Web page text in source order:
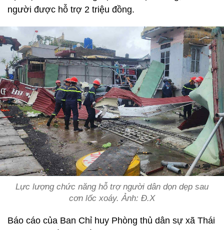
người được hỗ trợ 2 triệu đồng.
Lực lượng chức năng hỗ trợ người dân dọn dẹp sau
cơn lốc xoáy. Ảnh: Đ.X
Báo cáo của Ban Chỉ huy Phòng thủ dân sự xã Thái